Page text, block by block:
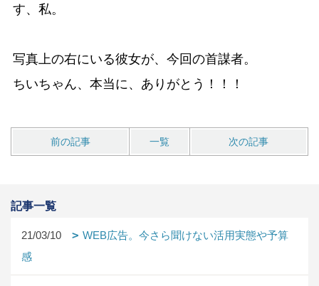
す、私。
写真上の右にいる彼女が、今回の首謀者。
ちいちゃん、本当に、ありがとう！！！
前の記事 一覧 次の記事
記事一覧
21/03/10
WEB広告。今さら聞けない活用実態や予算
感